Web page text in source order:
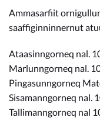
Ammasarfiit
saaffiginninnernut
Ataasinngorneq nal.
Marlunngorneq nal.
Pingasunngorneq
Sisamanngorneq nal.
Tallimanngorneq nal